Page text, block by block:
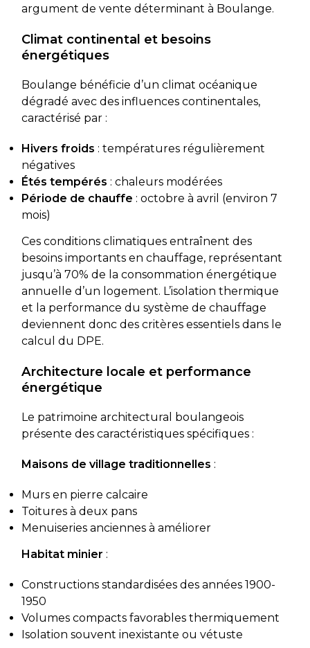
argument de vente déterminant à Boulange.
Climat continental et besoins
énergétiques
Boulange bénéficie d’un climat océanique
dégradé avec des influences continentales,
caractérisé par :
Hivers froids : températures régulièrement
négatives
Étés tempérés : chaleurs modérées
Période de chauffe : octobre à avril (environ 7
mois)
Ces conditions climatiques entraînent des
besoins importants en chauffage, représentant
jusqu’à 70% de la consommation énergétique
annuelle d’un logement. L’isolation thermique
et la performance du système de chauffage
deviennent donc des critères essentiels dans le
calcul du DPE.
Architecture locale et performance
énergétique
Le patrimoine architectural boulangeois
présente des caractéristiques spécifiques :
Maisons de village traditionnelles :
Murs en pierre calcaire
Toitures à deux pans
Menuiseries anciennes à améliorer
Habitat minier :
Constructions standardisées des années 1900-
1950
Volumes compacts favorables thermiquement
Isolation souvent inexistante ou vétuste